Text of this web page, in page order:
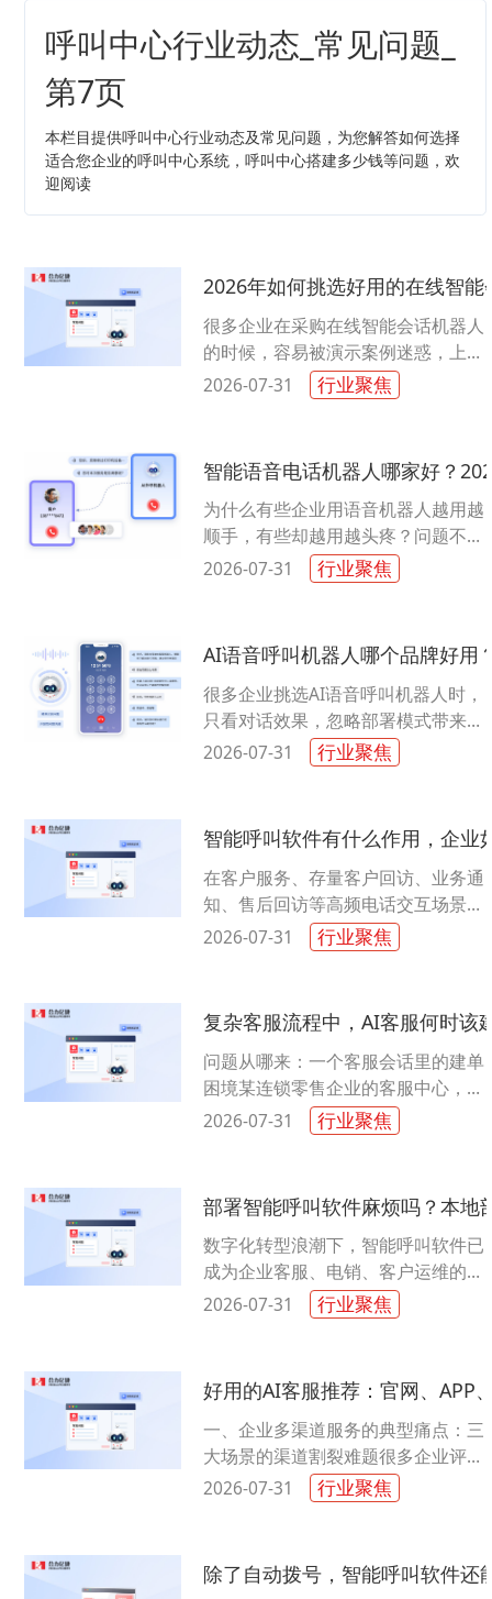
呼叫中心行业动态_常见问题_
第7页
本栏目提供呼叫中心行业动态及常见问题，为您解答如何选择
适合您企业的呼叫中心系统，呼叫中心搭建多少钱等问题，欢
迎阅读
2026年如何挑选好用的在线智
很多企业在采购在线智能会话机器人
的时候，容易被演示案例迷惑，上线
之后才发现实际效果大打折扣。有的
产品只是在原有客服系统外挂AI模
2026-07-31 行业聚焦
智能语音电话机器人哪家好？
为什么有些企业用语音机器人越用越
顺手，有些却越用越头疼？问题不在
机器本身，而在选型逻辑。多数人看
参数、听演示就拍板，上线后才发
2026-07-31 行业聚焦
AI语音呼叫机器人哪个品牌好用
很多企业挑选AI语音呼叫机器人时，
只看对话效果，忽略部署模式带来的
综合成本，上线之后出现预算超支、
运维压力大等问题。...
2026-07-31 行业聚焦
智能呼叫软件有什么作用，企业
在客户服务、存量客户回访、业务通
知、售后回访等高频电话交互场景
中，传统单机电话、基础交换机模式
难以承载规模化、标准化的话务运营
2026-07-31 行业聚焦
复杂客服流程中，AI客服何时该
问题从哪来：一个客服会话里的建单
困境某连锁零售企业的客服中心，每
天处理数百条门店报修请求。上线AI
客服后，客服负责人发现了一个尴
2026-07-31 行业聚焦
部署智能呼叫软件麻烦吗？本地
数字化转型浪潮下，智能呼叫软件已
成为企业客服、电销、客户运维的核
心基础设施。不少企业在落地环节陷
入两难：不清楚部署流程是否繁琐，
2026-07-31 行业聚焦
好用的AI客服推荐：官网、APP
一、企业多渠道服务的典型痛点：三
大场景的渠道割裂难题很多企业评估
AI客服时，往往只关注机器人回答得
准不准，却忽略了渠道割裂带来的
2026-07-31 行业聚焦
除了自动拨号，智能呼叫软件还